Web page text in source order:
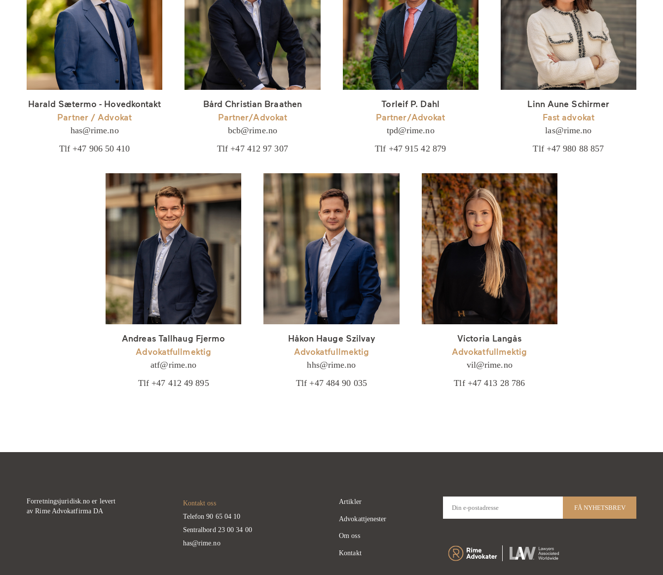
Harald Sætermo - Hovedkontakt
Partner / Advokat
has@rime.no
Tlf +47 906 50 410
Bård Christian Braathen
Partner/Advokat
bcb@rime.no
Tlf +47 412 97 307
Torleif P. Dahl
Partner/Advokat
tpd@rime.no
Tlf +47 915 42 879
Linn Aune Schirmer
Fast advokat
las@rime.no
Tlf +47 980 88 857
Andreas Tallhaug Fjermo
Advokatfullmektig
atf@rime.no
Tlf +47 412 49 895
Håkon Hauge Szilvay
Advokatfullmektig
hhs@rime.no
Tlf +47 484 90 035
Victoria Langås
Advokatfullmektig
vil@rime.no
Tlf +47 413 28 786
Forretningsjuridisk.no er levert
av Rime Advokatfirma DA
Kontakt oss
Telefon 90 65 04 10
Sentralbord 23 00 34 00
has@rime.no
Artikler
Advokattjenester
Om oss
Kontakt